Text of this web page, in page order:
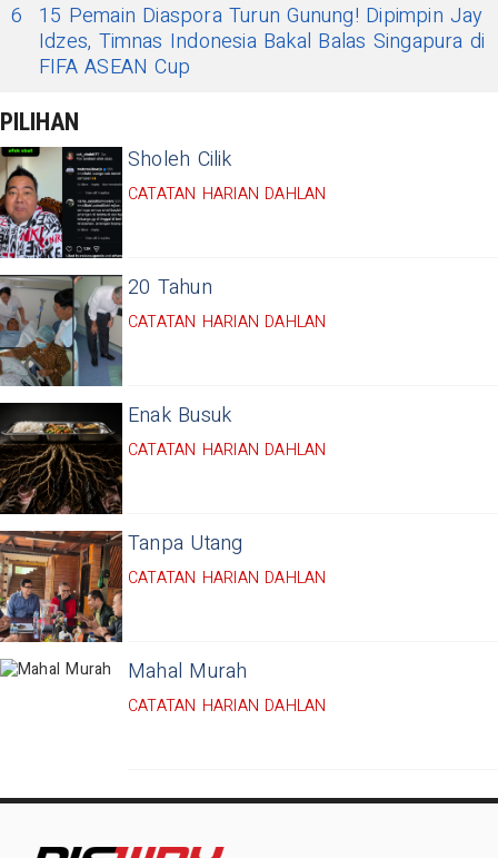
6
15 Pemain Diaspora Turun Gunung! Dipimpin Jay
Idzes, Timnas Indonesia Bakal Balas Singapura di
FIFA ASEAN Cup
PILIHAN
Sholeh Cilik
CATATAN HARIAN DAHLAN
20 Tahun
CATATAN HARIAN DAHLAN
Enak Busuk
CATATAN HARIAN DAHLAN
Tanpa Utang
CATATAN HARIAN DAHLAN
Mahal Murah
CATATAN HARIAN DAHLAN